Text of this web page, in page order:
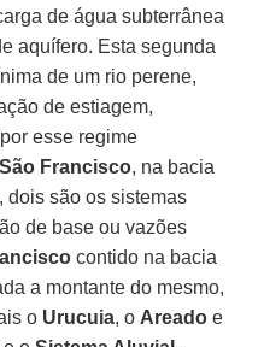
de água subterrânea
aquífero. Esta segunda
de um rio perene,
de estiagem,
esse regime
Francisco, na bacia
, dois são os sistemas
de base ou vazões
contido na bacia
a montante do mesmo,
o Urucuia, o Areado e